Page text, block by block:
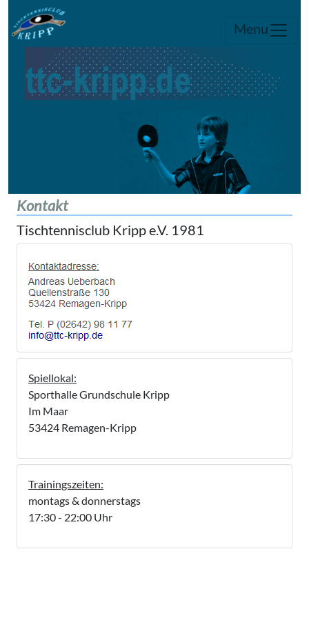
Menu
Kontakt
Tischtennisclub Kripp e.V. 1981
Spiellokal:
Sporthalle Grundschule Kripp
Im Maar
53424 Remagen-Kripp
Trainingszeiten:
montags & donnerstags
17:30 - 22:00 Uhr